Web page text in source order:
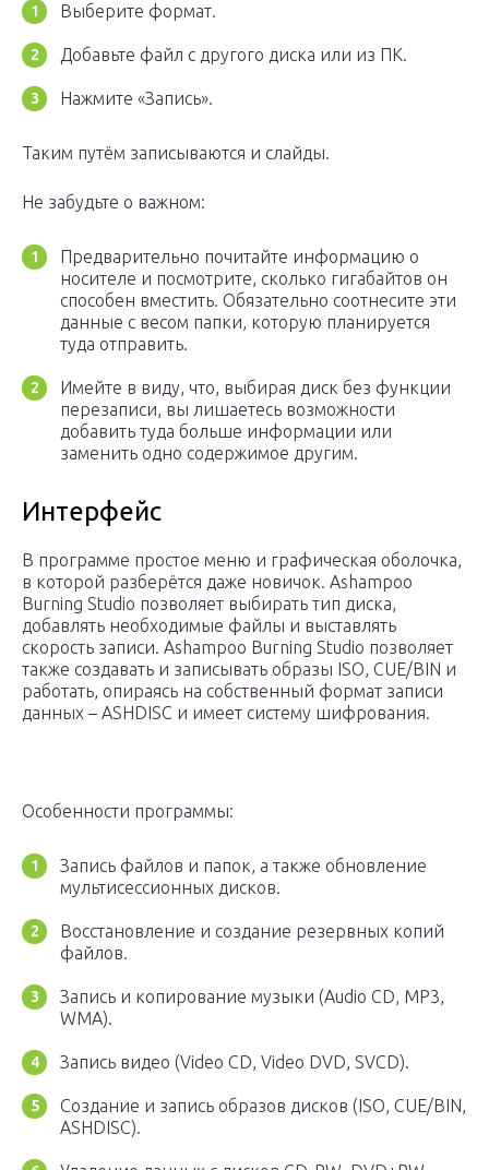
Выберите формат.
Добавьте файл с другого диска или из ПК.
Нажмите «Запись».
Таким путём записываются и слайды.
Не забудьте о важном:
Предварительно почитайте информацию о
носителе и посмотрите, сколько гигабайтов он
способен вместить. Обязательно соотнесите эти
данные с весом папки, которую планируется
туда отправить.
Имейте в виду, что, выбирая диск без функции
перезаписи, вы лишаетесь возможности
добавить туда больше информации или
заменить одно содержимое другим.
Интерфейс
В программе простое меню и графическая оболочка,
в которой разберётся даже новичок. Ashampoo
Burning Studio позволяет выбирать тип диска,
добавлять необходимые файлы и выставлять
скорость записи. Ashampoo Burning Studio позволяет
также создавать и записывать образы ISO, CUE/BIN и
работать, опираясь на собственный формат записи
данных – ASHDISC и имеет систему шифрования.
Особенности программы:
Запись файлов и папок, а также обновление
мультисессионных дисков.
Восстановление и создание резервных копий
файлов.
Запись и копирование музыки (Audio CD, MP3,
WMA).
Запись видео (Video CD, Video DVD, SVCD).
Создание и запись образов дисков (ISO, CUE/BIN,
ASHDISC).